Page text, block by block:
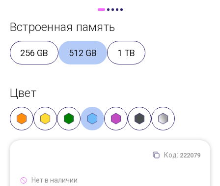
Встроенная память
256 GB 512 GB 1 TB
Цвет
Код: 222079
Нет в наличии